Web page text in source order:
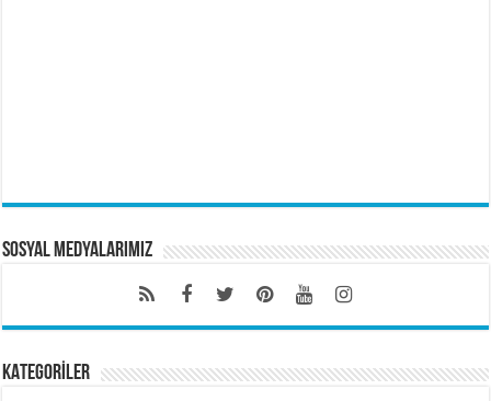
Sosyal Medyalarımız
KATEGORİLER